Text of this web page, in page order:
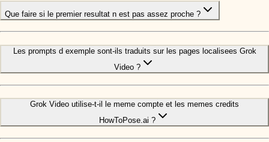
Que faire si le premier resultat n est pas assez proche ?
Les prompts d exemple sont-ils traduits sur les pages localisees Grok
Video ?
Grok Video utilise-t-il le meme compte et les memes credits
HowToPose.ai ?